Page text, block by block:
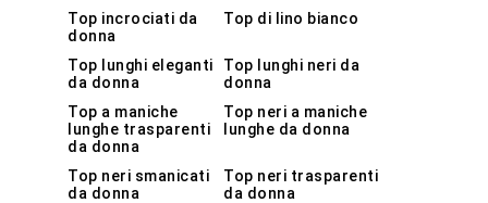
Top incrociati da
donna
Top di lino bianco
Top lunghi eleganti
da donna
Top lunghi neri da
donna
Top a maniche
lunghe trasparenti
da donna
Top neri a maniche
lunghe da donna
Top neri smanicati
da donna
Top neri trasparenti
da donna